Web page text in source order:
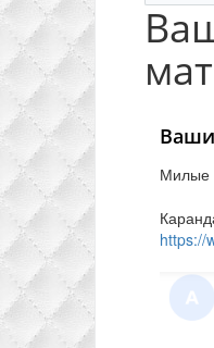
Милые
https://